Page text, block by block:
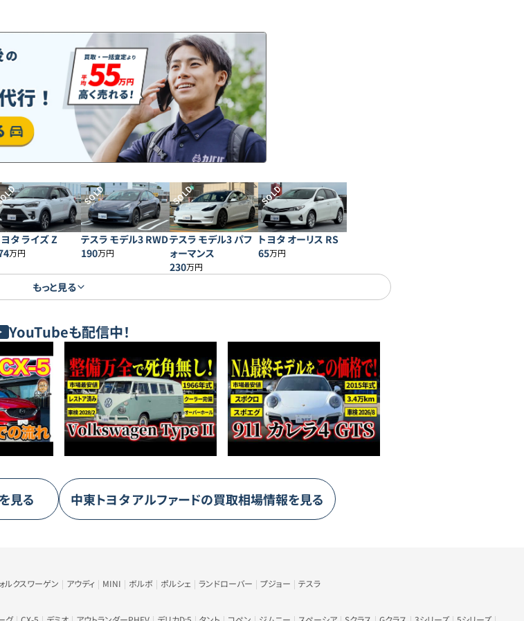
ヨタ ライズ Z
万円
SOLD
テスラ モデル3 RWD
190万円
SOLD
テスラ モデル3 パフ
ォーマンス
230万円
SOLD
トヨタ オーリス RS
65万円
もっと見る
YouTubeも配信中！
見る 中東トヨタアルファードの買取相場情報を見る
ルクスワーゲン アウディ MINI ボルボ ポルシェ ランドローバー プジョー
テスラ